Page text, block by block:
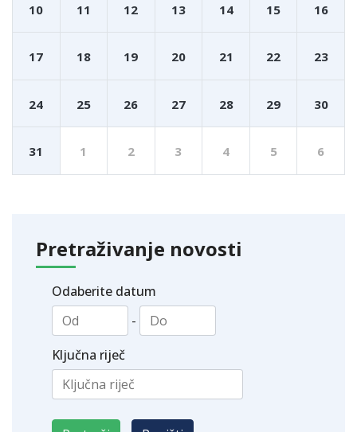
10 11 12 13 14 15 16
17 18 19 20 21 22 23
24 25 26 27 28 29 30
31 1 2 3 4 5 6
Pretraživanje novosti
Odaberite datum
-
Ključna riječ